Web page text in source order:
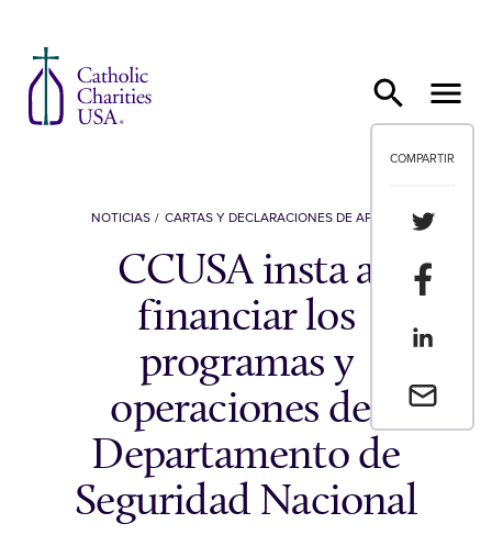
COMPARTIR
Envia un
NOTICIAS CARTAS Y DECLARACIONES DE APOYO
CCUSA insta a
financiar los
programas y
operaciones del
Departamento de
Seguridad Nacional